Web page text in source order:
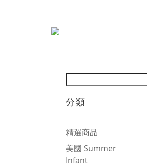
分類
精選商品
美國 Summer
Infant